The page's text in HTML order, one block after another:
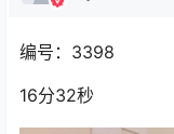
编号：3398
16分32秒